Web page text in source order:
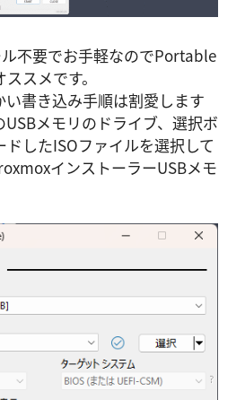
不要でお手軽なのでPortable
スメです。
い書き込み手順は割愛します
メモリのドライブ、選択ボ
したISOファイルを選択して
インストーラーUSBメモ